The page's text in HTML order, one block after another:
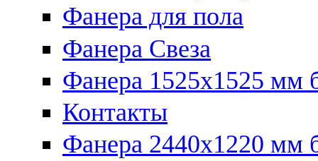
Фанера для пола
Фанера Свеза
Фанера 1525x1525 мм
Контакты
Фанера 2440x1220 мм